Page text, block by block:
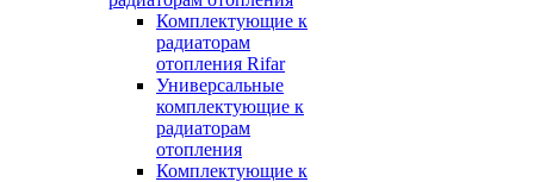
Комплектующие к
радиаторам
отопления Rifar
Универсальные
комплектующие к
радиаторам
отопления
Комплектующие к